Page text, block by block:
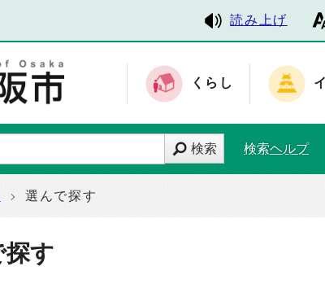
読み上げ
くらし
検索 検索ヘルプ
選んで探す
探す